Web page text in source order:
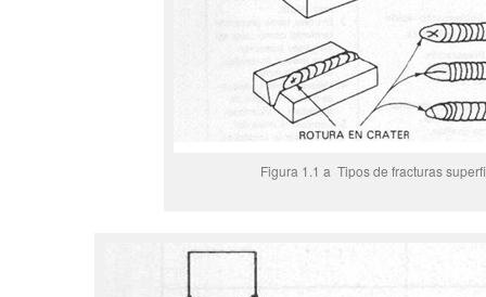
Figura 1.1 a Tipos de fracturas